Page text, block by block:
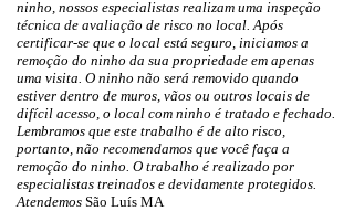
ninho, nossos especialistas realizam uma inspeção
técnica de avaliação de risco no local. Após
certificar-se que o local está seguro, iniciamos a
remoção do ninho da sua propriedade em apenas
uma visita. O ninho não será removido quando
estiver dentro de muros, vãos ou outros locais de
difícil acesso, o local com ninho é tratado e fechado.
Lembramos que este trabalho é de alto risco,
portanto, não recomendamos que você faça a
remoção do ninho. O trabalho é realizado por
especialistas treinados e devidamente protegidos.
Atendemos São Luís MA